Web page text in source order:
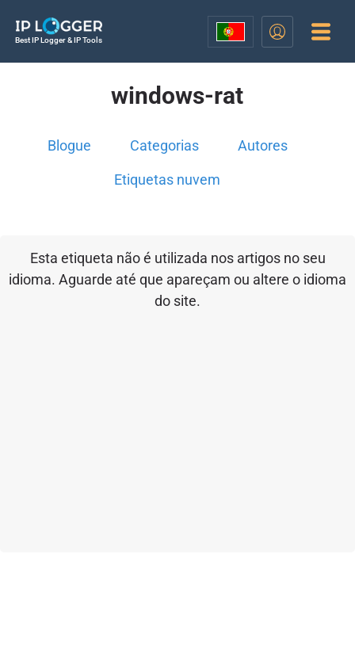
Best IP Logger & IP Tools
windows-rat
Blogue Categorias Autores
Etiquetas nuvem